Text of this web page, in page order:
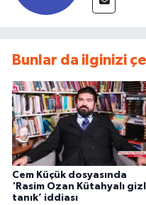
Bunlar da ilginizi
Cem Küçük dosyasında
'Rasim Ozan Kütahyalı
tanık’ iddiası